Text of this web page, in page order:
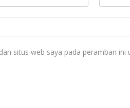
situs web saya pada peramban